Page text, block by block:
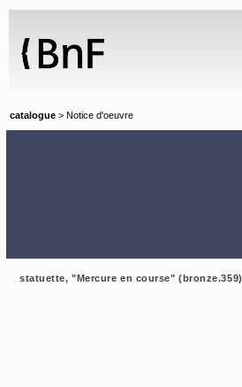
catalogue > Notice d'oeuvre
statuette, "Mercure en course" (bronze.359)